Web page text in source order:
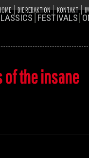
DIE REDAKTION KONTAKT
FESTIVALS
of the insane